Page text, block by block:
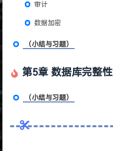
审计
数据加密
（小结与习题）
第5章 数据库完整性
（小结与习题）